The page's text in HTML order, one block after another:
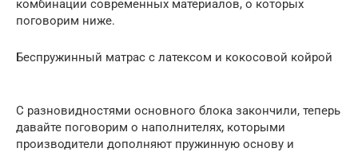
комбинации современных материалов, о которых
поговорим ниже.
Беспружинный матрас с латексом и кокосовой койрой
С разновидностями основного блока закончили, теперь
давайте поговорим о наполнителях, которыми
производители дополняют пружинную основу и